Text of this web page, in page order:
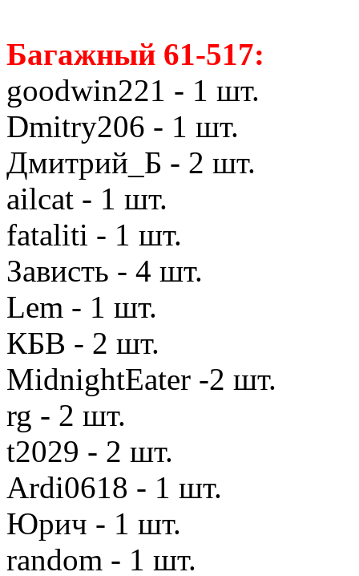
Багажный 61-517:
goodwin221 - 1 шт.
Dmitry206 - 1 шт.
Дмитрий_Б - 2 шт.
ailcat - 1 шт.
fataliti - 1 шт.
Зависть - 4 шт.
Lem - 1 шт.
КБВ - 2 шт.
MidnightEater -2 шт.
rg - 2 шт.
t2029 - 2 шт.
Ardi0618 - 1 шт.
Юрич - 1 шт.
random - 1 шт.